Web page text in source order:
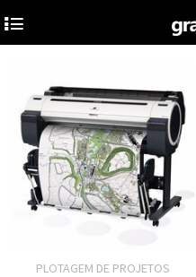
4
PLOTAGEM DE PROJETOS